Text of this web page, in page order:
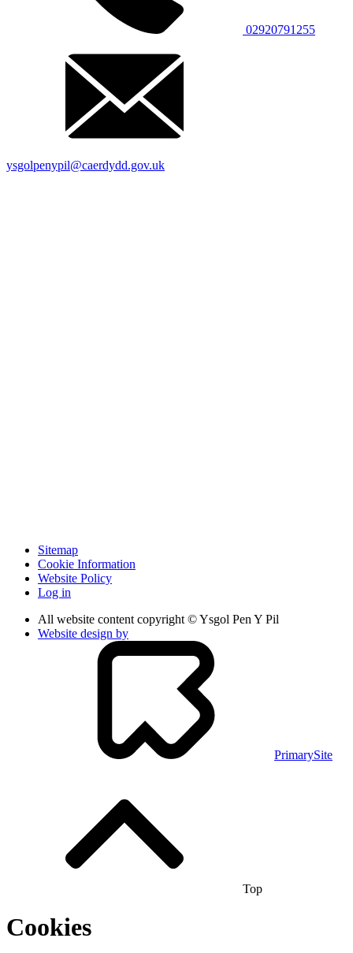
02920791255
ysgolpenypil@caerdydd.gov.uk
Sitemap
Cookie Information
Website Policy
Log in
All website content copyright © Ysgol Pen Y Pil
Website design by
PrimarySite
Top
Cookies